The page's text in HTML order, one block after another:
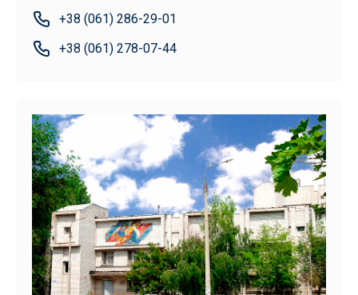
+38 (061) 286-29-01
+38 (061) 278-07-44